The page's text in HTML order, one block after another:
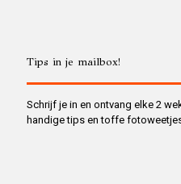
Tips in je mailbox!
Schrijf je in en ontvang elke 2
handige tips en toffe